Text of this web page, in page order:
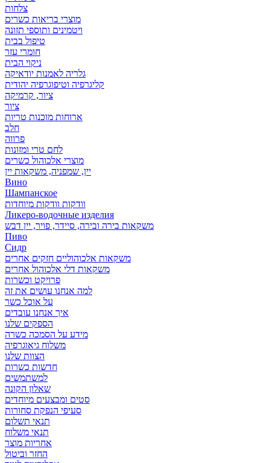
צלחות
מוצרי בריאות כשרים
ויטמינים ותוספי תזונה
טיפול בבית
חומרי עזר
ניקוי הבית
גלריה לאמנות יודאיקה
קליגרפיה וטיפוגרפיה יהודית
ציור, קרמיקה
ציור
ארוחות מוכנות טריות
חלב
פרווה
לחם טרי ומזונות
מוצרי אלכוהול כשרים
יין, שמפניה, משקאות יין
Вино
Шампанское
וודקות וודקות מיוחדות
Ликеро-водочные изделия
משקאות בירה ובירה, סיידר, פויר, יין דבש
Пиво
Сидр
משקאות אלכוהוליים חזקים אחרים
משקאות דלי אלכוהול אחרים
פרויקט וכשרות
למה אנחנו עושים את זה
על אוכל כשר
איך אנחנו עובדים
הספקים שלנו
מידע על הסמכה כשרה
משלוח גיאוגרפיה
הצוות שלנו
חדשות כשרות
למשתמשים
שאלון הקונה
סטים ומבצעים מיוחדים
סעיפי הנפקת סחורות
תנאי תשלום
תנאי משלוח
אחריות מוצר
החזר וביטול